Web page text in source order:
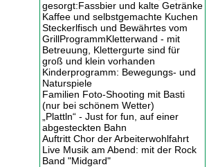
gesorgt:Fassbier und kalte Getränke
Kaffee und selbstgemachte Kuchen
Steckerlfisch und Bewährtes vom
GrillProgrammKletterwand - mit
Betreuung, Klettergurte sind für
groß und klein vorhanden
Kinderprogramm: Bewegungs- und
Naturspiele
Familien Foto-Shooting mit Basti
(nur bei schönem Wetter)
„Plattln“ - Just for fun, auf einer
abgesteckten Bahn
Auftritt Chor der Arbeiterwohlfahrt
Live Musik am Abend: mit der Rock
Band "Midgard"